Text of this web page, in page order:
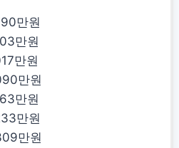
만원
만원
만원
만원
만원
만원
만원